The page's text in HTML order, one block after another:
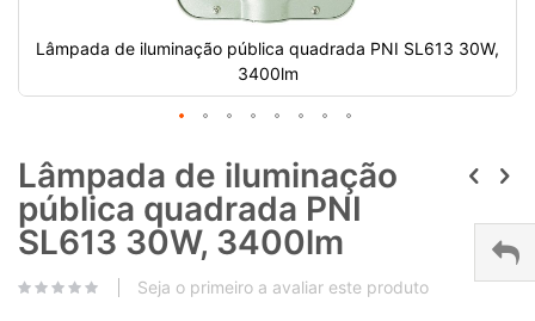
Lâmpada de iluminação pública quadrada PNI SL613 30W,
3400lm
Lâmpada de iluminação
pública quadrada PNI
SL613 30W, 3400lm
Seja o primeiro a avaliar este produto